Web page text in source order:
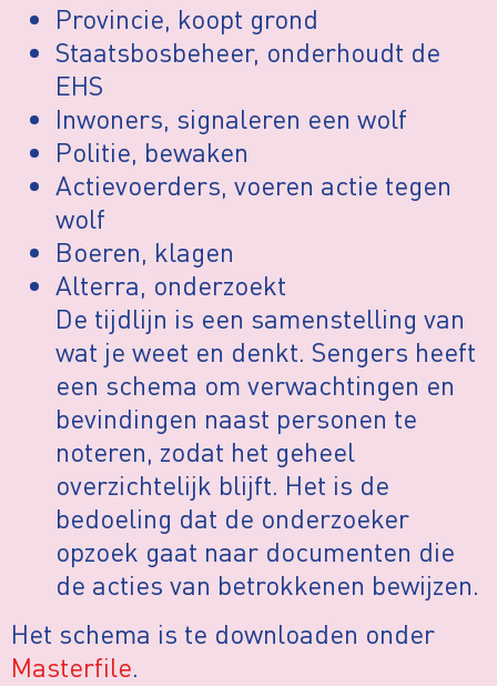
Provincie, koopt grond
Staatsbosbeheer, onderhoudt de
EHS
Inwoners, signaleren een wolf
Politie, bewaken
Actievoerders, voeren actie tegen
wolf
Boeren, klagen
Alterra, onderzoekt
De tijdlijn is een samenstelling van
wat je weet en denkt. Sengers heeft
een schema om verwachtingen en
bevindingen naast personen te
noteren, zodat het geheel
overzichtelijk blijft. Het is de
bedoeling dat de onderzoeker
opzoek gaat naar documenten die
de acties van betrokkenen bewijzen.
Het schema is te downloaden onder
Masterfile.